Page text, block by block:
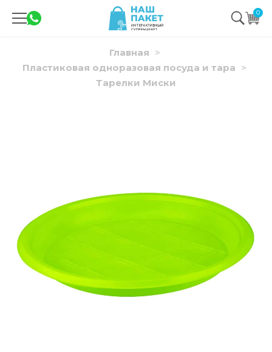
0
Главная
Пластиковая одноразовая посуда и тара
Тарелки Миски